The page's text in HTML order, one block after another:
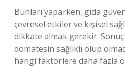
Bunları yaparken, gıda
çevresel etkiler ve kişisel
dikkate almak gerekir.
domatesin sağlıklı olup
hangi faktörlere daha fazla